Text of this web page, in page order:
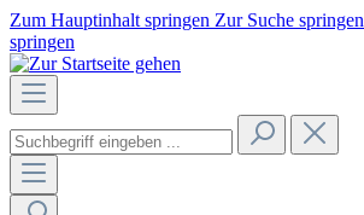
Zum Hauptinhalt springen Zur Suche springen
springen